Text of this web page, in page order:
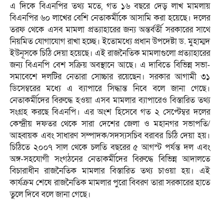
এ দিকে বিএনপির তথ্য মতে, গত ১৬ বছরে দেড় লাখ মামলায়
বিএনপির ৬০ লাখের বেশি নেতাকর্মীকে আসামি করা হয়েছে। দলের
তরফ থেকে এসব মামলা প্রত্যাহারের জন্য অন্তর্বর্তী সরকারের সাথে
নিয়মিত যোগাযোগ রাখা হচ্ছে। ইতোমধ্যে প্রধান উপদেষ্টা ড. মুহাম্মদ
ইউনূসকে চিঠি দেয়া হয়েছে। এই রাজনৈতিক মামলাগুলো প্রত্যাহারের
জন্য বিএনপি বেশ সক্রিয় অবস্থানে আছে। এ দাবিতে বিভিন্ন সভা-
সমাবেশে দলটির নেতারা সোচ্চার রয়েছেন। সরকার আগামী ৩১
ডিসেম্বরের মধ্যে এ ব্যাপারে সিদ্ধান্ত নিবে বলে জানা গেছে।
নেতাকর্মীদের বিরুদ্ধে হওয়া এসব মামলার ব্যাপারেও বিস্তারিত তথ্য
সংগ্রহ করছে বিএনপি। এর অংশ হিসেবে গত ২ সেপ্টেম্বর দলের
কেন্দ্রীয় দফতর থেকে সারা দেশের জেলা ও মহানগর সভাপতি/
আহ্বায়ক এবং সাধারণ সম্পাদক/সদস্যসচিব বরাবর চিঠি দেয়া হয়।
চিঠিতে ২০০৭ সাল থেকে চলতি বছরের ৫ আগস্ট পর্যন্ত দল এবং
অঙ্গ-সহযোগী সংগঠনের নেতাকর্মীদের বিরুদ্ধে বিভিন্ন আদালতে
বিচারাধীন রাজনৈতিক মামলার বিস্তারিত তথ্য চাওয়া হয়। এই
কার্যক্রম শেষে রাজনৈতিক মামলার পুরো বিবরণ তারা সরকারের হাতে
তুলে দিবে বলে জানা গেছে।